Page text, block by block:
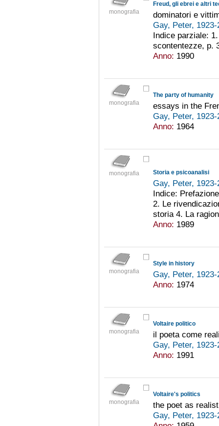
monografia
Freud, gli ebrei e altri
dominatori e
Gay, Peter,
Indice parziale:
scontentezze, p.
Anno: 1990
monografia
The party of humanity
essays in the
Gay, Peter,
Anno: 1964
monografia Storia e psicoanalisi
Gay, Peter,
Indice:
2. Le
storia 4. La
Anno: 1989
monografia
Style in history
Gay, Peter,
Anno: 1974
monografia
Voltaire politico
il poeta come
Gay, Peter,
Anno: 1991
monografia
Voltaire's politics
the poet as realist
Gay, Peter,